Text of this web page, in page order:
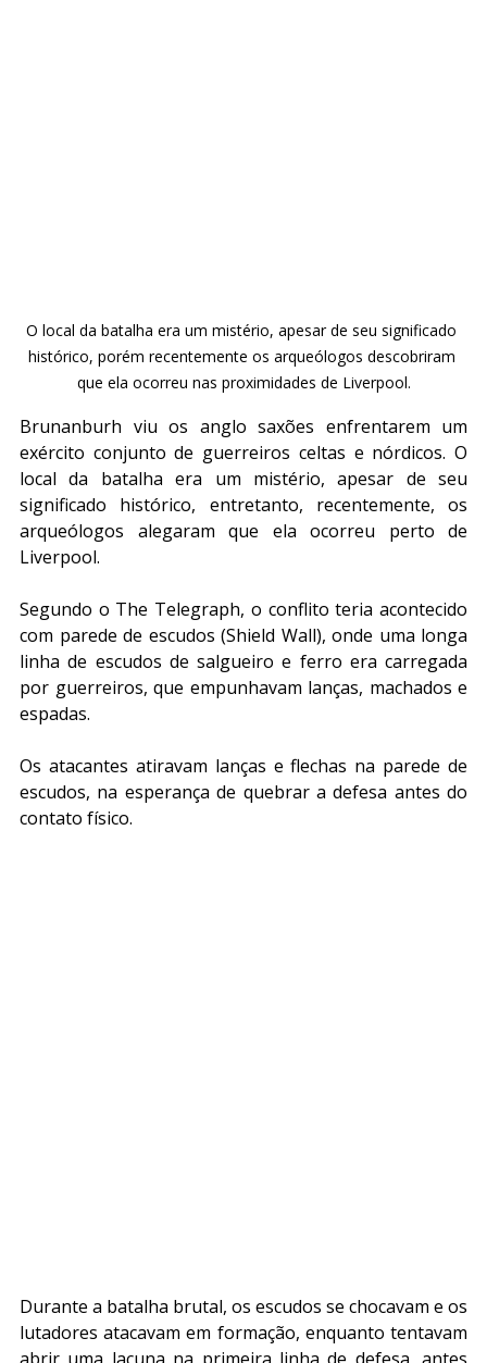
O local da batalha era um mistério, apesar de seu significado
histórico, porém recentemente os arqueólogos descobriram
que ela ocorreu nas proximidades de Liverpool.
Brunanburh viu os anglo saxões enfrentarem um
exército conjunto de guerreiros celtas e nórdicos. O
local da batalha era um mistério, apesar de seu
significado histórico, entretanto, recentemente, os
arqueólogos alegaram que ela ocorreu perto de
Liverpool.
Segundo o The Telegraph, o conflito teria acontecido
com parede de escudos (Shield Wall), onde uma longa
linha de escudos de salgueiro e ferro era carregada
por guerreiros, que empunhavam lanças, machados e
espadas.
Os atacantes atiravam lanças e flechas na parede de
escudos, na esperança de quebrar a defesa antes do
contato físico.
Durante a batalha brutal, os escudos se chocavam e os
lutadores atacavam em formação, enquanto tentavam
abrir uma lacuna na primeira linha de defesa, antes